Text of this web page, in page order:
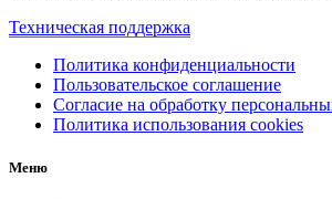
Техническая поддержка
Политика конфиденциальности
Пользовательское соглашение
Согласие на обработку
Политика использования cookies
Меню